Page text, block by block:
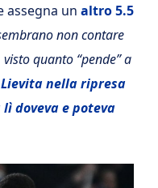
assegna un altro 5.5
non contare
quanto “pende” a
Lievita nella ripresa
doveva e poteva